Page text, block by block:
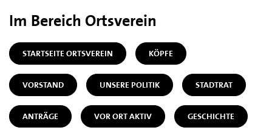
Im Bereich Ortsverein
STARTSEITE ORTSVEREIN KÖPFE
VORSTAND UNSERE POLITIK STADTRAT
ANTRÄGE VOR ORT AKTIV GESCHICHTE